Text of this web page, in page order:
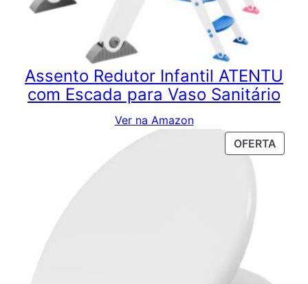
Assento Redutor Infantil ATENTU
com Escada para Vaso Sanitário
Ver na Amazon
OFERTA